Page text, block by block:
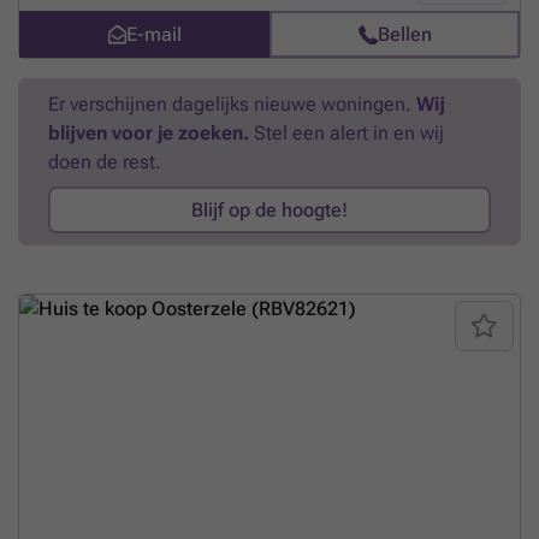
Contacteer : ### of bel : ###Meer weten?
E-mail Bellen
Er verschijnen dagelijks nieuwe woningen. Wij
blijven voor je zoeken. Stel een alert in en wij
doen de rest.
Blijf op de hoogte!